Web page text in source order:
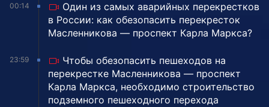
00:14
Один из самых аварийных перекрестков
в России: как обезопасить перекресток
Масленникова — проспект Карла Маркса?
23:59
Чтобы обезопасить пешеходов на
перекрестке Масленникова — проспект
Карла Маркса, необходимо строительство
подземного пешеходного перехода